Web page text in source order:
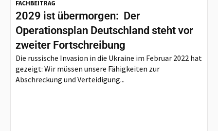
FACHBEITRAG
2029 ist übermorgen: Der
Operationsplan Deutschland steht vor
zweiter Fortschreibung
Die russische Invasion in die Ukraine im Februar 2022 hat
gezeigt: Wir müssen unsere Fähigkeiten zur
Abschreckung und Verteidigung...